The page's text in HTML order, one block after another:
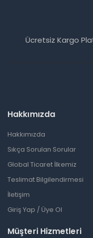
Ücretsiz Kargo
Hakkımızda
Hakkımızda
Sıkça Sorulan Sorular
Global Ticaret İlkemiz
Teslimat Bilgilendirmesi
İletişim
Giriş Yap / Üye Ol
Müşteri Hizmetleri